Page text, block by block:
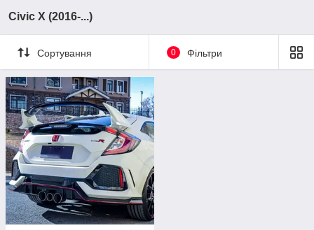
Civic X (2016-...)
Сортування 0 Фільтри